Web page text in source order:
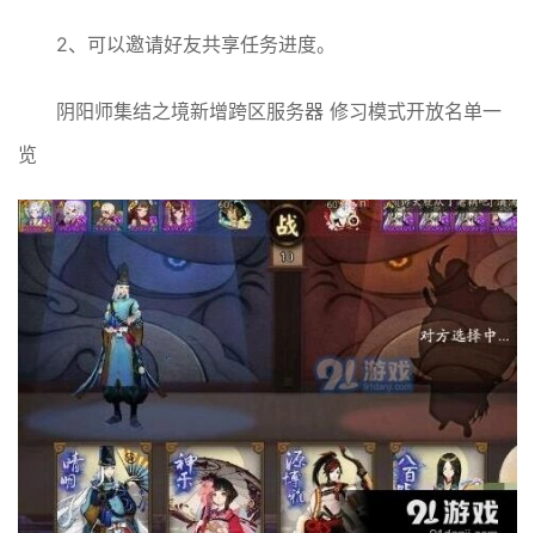
2、可以邀请好友共享任务进度。
阴阳师集结之境新增跨区服务器 修习模式开放名单一
览